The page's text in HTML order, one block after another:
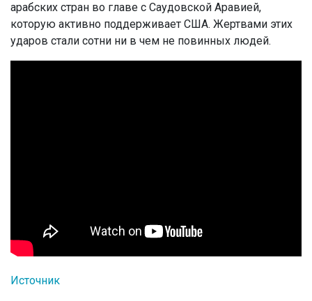
арабских стран во главе с Саудовской Аравией,
которую активно поддерживает США. Жертвами этих
ударов стали сотни ни в чем не повинных людей.
Источник